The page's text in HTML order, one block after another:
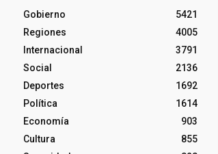
Gobierno
5421
Regiones
4005
Internacional
3791
Social
2136
Deportes
1692
Política
1614
Economía
903
Cultura
855